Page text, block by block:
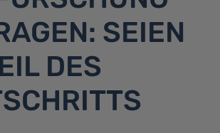
SEIEN
DES